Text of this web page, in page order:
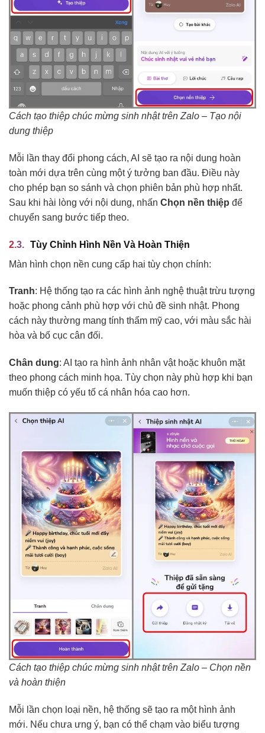
Cách tạo thiệp chúc mừng sinh nhật trên Zalo – Tạo nội
dung thiệp
Mỗi lần thay đổi phong cách, AI sẽ tạo ra nội dung hoàn
toàn mới dựa trên cùng một ý tưởng ban đầu. Điều này
cho phép bạn so sánh và chọn phiên bản phù hợp nhất.
Sau khi hài lòng với nội dung, nhấn Chọn nền thiệp để
chuyển sang bước tiếp theo.
Tùy Chỉnh Hình Nền Và Hoàn Thiện
Màn hình chọn nền cung cấp hai tùy chọn chính:
Tranh: Hệ thống tạo ra các hình ảnh nghệ thuật trừu tượng
hoặc phong cảnh phù hợp với chủ đề sinh nhật. Phong
cách này thường mang tính thẩm mỹ cao, với màu sắc hài
hòa và bố cục cân đối.
Chân dung: AI tạo ra hình ảnh nhân vật hoặc khuôn mặt
theo phong cách minh họa. Tùy chọn này phù hợp khi bạn
muốn thiệp có yếu tố cá nhân hóa cao hơn.
Cách tạo thiệp chúc mừng sinh nhật trên Zalo – Chọn nền
và hoàn thiện
Mỗi lần chọn loại nền, hệ thống sẽ tạo ra một hình ảnh
mới. Nếu chưa ưng ý, bạn có thể chạm vào biểu tượng